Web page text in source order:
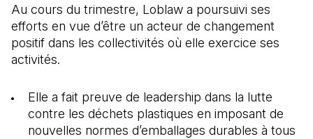
Au cours du trimestre, Loblaw a poursuivi ses
efforts en vue d’être un acteur de changement
positif dans les collectivités où elle exercice ses
activités.
Elle a fait preuve de leadership dans la lutte
contre les déchets plastiques en imposant de
nouvelles normes d’emballages durables à tous